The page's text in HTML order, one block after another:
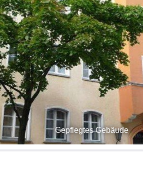
Gepflegtes Gebäude